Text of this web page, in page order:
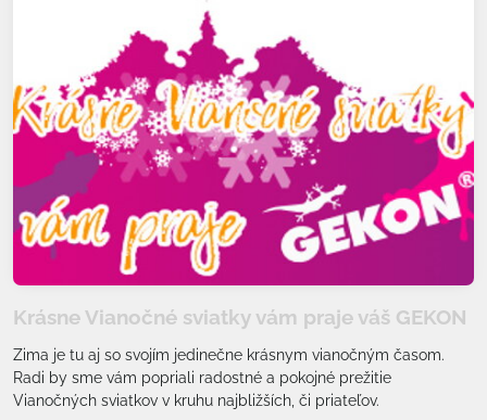
Krásne Vianočné sviatky vám praje váš GEKON
Zima je tu aj so svojím jedinečne krásnym vianočným časom.
Radi by sme vám popriali radostné a pokojné prežitie
Vianočných sviatkov v kruhu najbližších, či priateľov.